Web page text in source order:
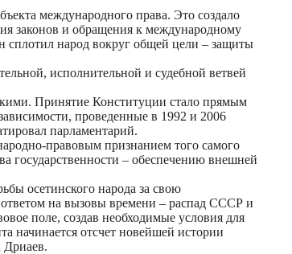
международного права. Это создало
законов и обращения к международному
сплотил народ вокруг общей цели – защиты
исполнительной и судебной ветвей
Принятие Конституции стало прямым
проведенные в 1992 и 2006
парламентарий.
правовым признанием того самого
государственности – обеспечению внешней
осетинского народа за свою
на вызовы времени – распад СССР и
поле, создав необходимые условия для
начинается отсчет новейшей истории
Дриаев.